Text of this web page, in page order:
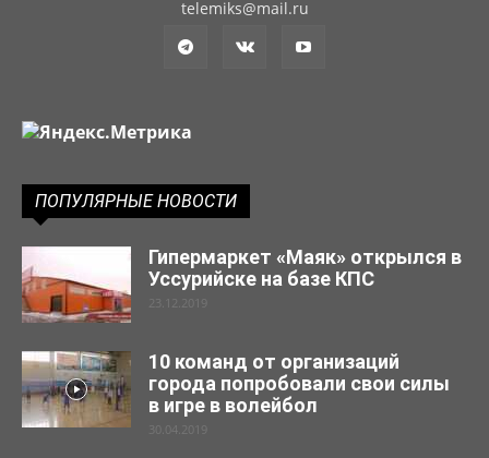
telemiks@mail.ru
ПОПУЛЯРНЫЕ НОВОСТИ
Гипермаркет «Маяк» открылся в
Уссурийске на базе КПС
23.12.2019
10 команд от организаций
города попробовали свои силы
в игре в волейбол
30.04.2019